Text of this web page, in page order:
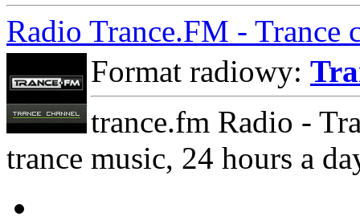
Radio Trance.FM - Trance
Format radiowy:
trance.fm Radio -
trance music, 24 hours a